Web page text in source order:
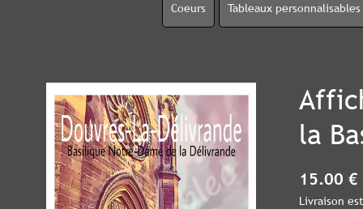
Coeurs Tableaux personnalisables
la
15.00 €
Livraison